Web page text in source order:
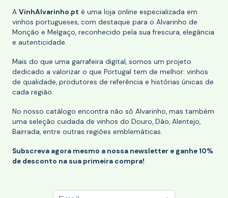
A VinhAlvarinho.pt é uma loja online especializada em
vinhos portugueses, com destaque para o Alvarinho de
Monção e Melgaço, reconhecido pela sua frescura, elegância
e autenticidade.
Mais do que uma garrafeira digital, somos um projeto
dedicado a valorizar o que Portugal tem de melhor: vinhos
de qualidade, produtores de referência e histórias únicas de
cada região.
No nosso catálogo encontra não só Alvarinho, mas também
uma seleção cuidada de vinhos do Douro, Dão, Alentejo,
Bairrada, entre outras regiões emblemáticas.
Subscreva agora mesmo a nossa newsletter e ganhe 10%
de desconto na sua primeira compra!